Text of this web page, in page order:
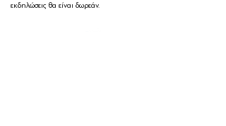
εκδηλώσεις θα είναι δωρεάν.